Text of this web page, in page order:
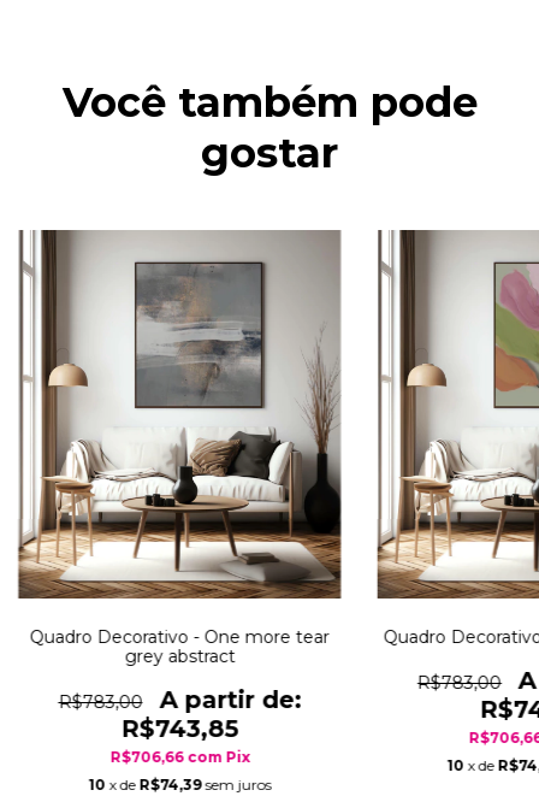
Você também pode
gostar
Quadro Decorativo - One more tear
grey abstract
R$783,00
R$743,85
R$706,66 com Pix
10 x de R$74,39 sem juros
Quadro
R$783,00
10 x de